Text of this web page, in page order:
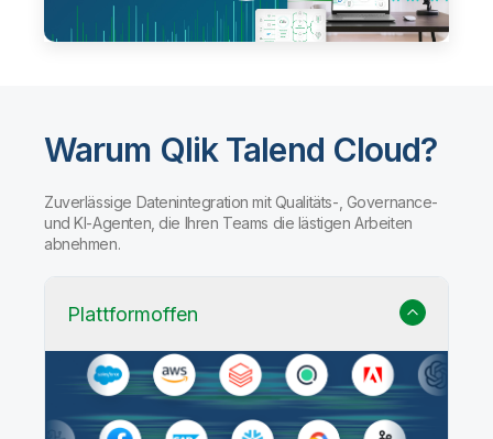
Warum Qlik Talend Cloud?
Zuverlässige Datenintegration mit Qualitäts-, Governance-
und KI-Agenten, die Ihren Teams die lästigen Arbeiten
abnehmen.
Plattformoffen